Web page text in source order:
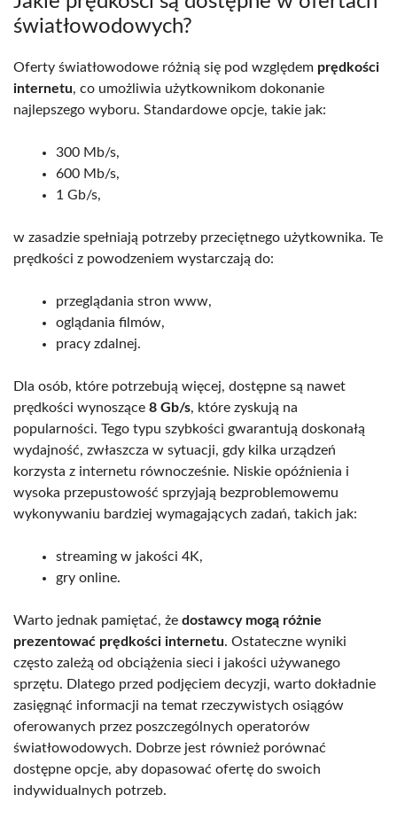
światłowodowych?
Oferty światłowodowe różnią się pod względem prędkości
internetu, co umożliwia użytkownikom dokonanie
najlepszego wyboru. Standardowe opcje, takie jak:
300 Mb/s,
600 Mb/s,
1 Gb/s,
w zasadzie spełniają potrzeby przeciętnego użytkownika. Te
prędkości z powodzeniem wystarczają do:
przeglądania stron www,
oglądania filmów,
pracy zdalnej.
Dla osób, które potrzebują więcej, dostępne są nawet
prędkości wynoszące 8 Gb/s, które zyskują na
popularności. Tego typu szybkości gwarantują doskonałą
wydajność, zwłaszcza w sytuacji, gdy kilka urządzeń
korzysta z internetu równocześnie. Niskie opóźnienia i
wysoka przepustowość sprzyjają bezproblemowemu
wykonywaniu bardziej wymagających zadań, takich jak:
streaming w jakości 4K,
gry online.
Warto jednak pamiętać, że dostawcy mogą różnie
prezentować prędkości internetu. Ostateczne wyniki
często zależą od obciążenia sieci i jakości używanego
sprzętu. Dlatego przed podjęciem decyzji, warto dokładnie
zasięgnąć informacji na temat rzeczywistych osiągów
oferowanych przez poszczególnych operatorów
światłowodowych. Dobrze jest również porównać
dostępne opcje, aby dopasować ofertę do swoich
indywidualnych potrzeb.